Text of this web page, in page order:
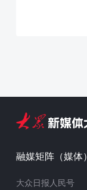
融媒矩阵（媒体）
大众日报人民号